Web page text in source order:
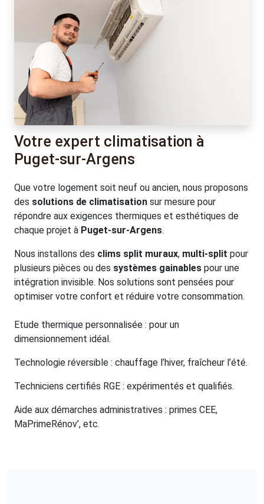
Votre expert climatisation à
Puget-sur-Argens
Que votre logement soit neuf ou ancien, nous proposons
des solutions de climatisation sur mesure pour
répondre aux exigences thermiques et esthétiques de
chaque projet à Puget-sur-Argens.
Nous installons des clims split muraux, multi-split pour
plusieurs pièces ou des systèmes gainables pour une
intégration invisible. Nos solutions sont pensées pour
optimiser votre confort et réduire votre consommation.
Etude thermique personnalisée : pour un
dimensionnement idéal.
Technologie réversible : chauffage l’hiver, fraîcheur l’été.
Techniciens certifiés RGE : expérimentés et qualifiés.
Aide aux démarches administratives : primes CEE,
MaPrimeRénov’, etc.